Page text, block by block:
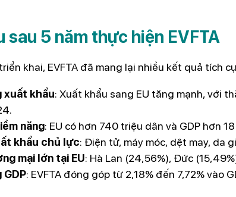
sau 5 năm thực hiện EVFTA
khai, EVFTA đã mang lại nhiều kết quả tích
xuất khẩu: Xuất khẩu sang EU tăng mạnh, với
năng: EU có hơn 740 triệu dân và GDP hơn
khẩu chủ lực: Điện tử, máy móc, dệt may, da
mại lớn tại EU: Hà Lan (24,56%), Đức
: EVFTA đóng góp từ 2,18% đến 7,72% vào